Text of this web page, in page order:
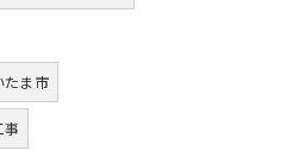
たま市
事